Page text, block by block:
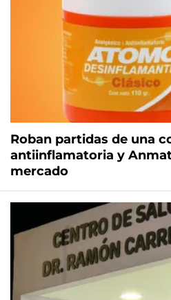
Roban partidas de una
antiinflamatoria y
mercado